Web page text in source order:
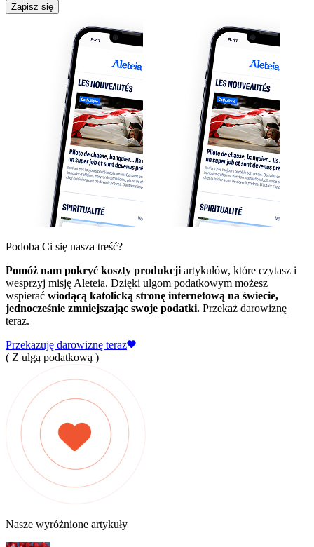
Zapisz się
Podoba Ci się nasza treść?
Pomóż nam pokryć koszty produkcji artykułów, które czytasz i
wesprzyj misję Aleteia. Dzięki ulgom podatkowym możesz
wspierać wiodącą katolicką stronę internetową na świecie,
jednocześnie zmniejszając swoje podatki. Przekaż darowiznę
teraz.
Przekazuję darowiznę teraz
( Z ulgą podatkową )
Nasze wyróżnione artykuły